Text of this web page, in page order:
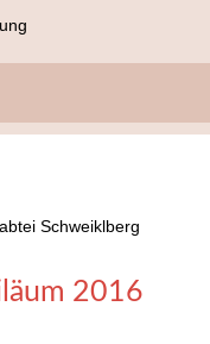
Schweiklberg
2016